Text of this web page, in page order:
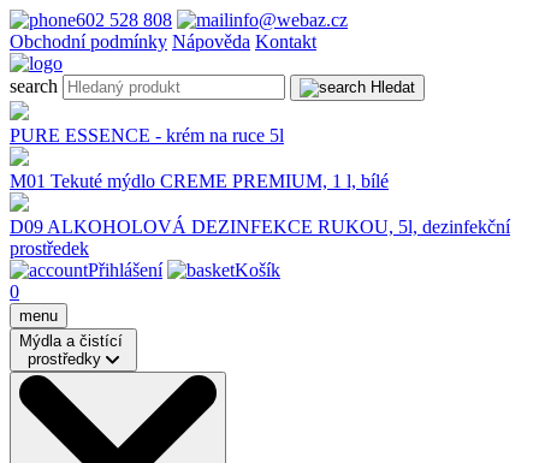
602 528 808
info@webaz.cz
Obchodní podmínky Nápověda Kontakt
search Hledat
PURE ESSENCE - krém na ruce 5l
M01 Tekuté mýdlo CREME PREMIUM, 1 l, bílé
D09 ALKOHOLOVÁ DEZINFEKCE RUKOU, 5l, dezinfekční
prostředek
Přihlášení
Košík
0
menu
Mýdla a čistící
prostředky